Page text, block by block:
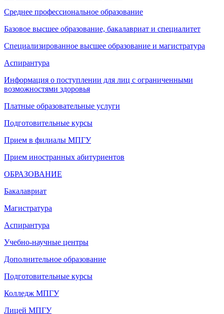
Среднее профессиональное образование
Базовое высшее образование, бакалавриат и специалитет
Специализированное высшее образование и магистратура
Аспирантура
Информация о поступлении для лиц с ограниченными
возможностями здоровья
Платные образовательные услуги
Подготовительные курсы
Прием в филиалы МПГУ
Прием иностранных абитуриентов
ОБРАЗОВАНИЕ
Бакалавриат
Магистратура
Аспирантура
Учебно-научные центры
Дополнительное образование
Подготовительные курсы
Колледж МПГУ
Лицей МПГУ